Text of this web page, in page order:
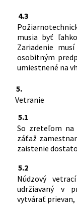
4.3
musia byť
Zariadenie
osobitným
umiestnené na
5.
Vetranie
5.1
So zreteľom na
záťaž
zaistenie
5.2
Núdzový
udržiavaný v
vytvárať